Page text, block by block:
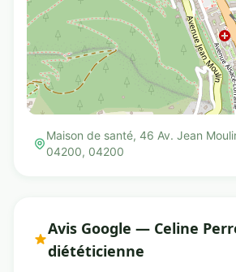
Maison de santé, 46 Av. Jean
04200, 04200
Avis Google — Celine
diététicienne